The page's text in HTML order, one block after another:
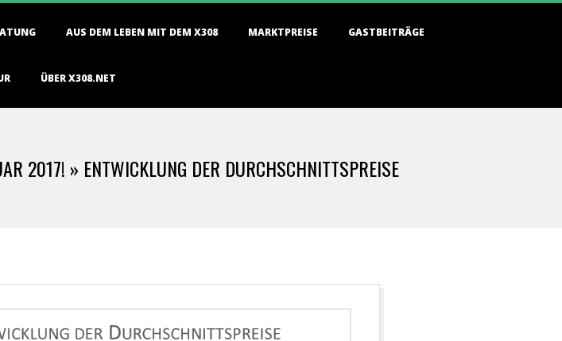
AUS DEM LEBEN MIT DEM X308 MARKTPREISE GASTBEITRÄGE
ÜBER X308.NET
2017! » ENTWICKLUNG DER DURCHSCHNITTSPREISE